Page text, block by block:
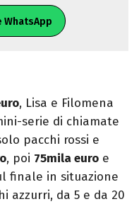
WhatsApp
, Lisa e Filomena
serie di chiamate
pacchi rossi e
, poi 75mila euro e
finale in situazione
azzurri, da 5 e da 20